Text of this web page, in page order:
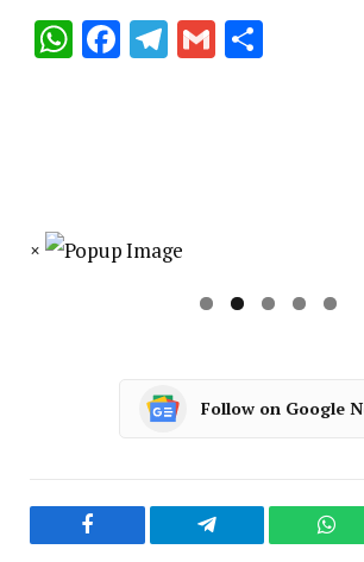
WhatsApp
Facebook
Telegram
Gmail
×
Follow on Google
Facebook Telegram